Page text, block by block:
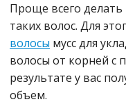
Проще всего делать
таких волос. Для
волосы мусс для
волосы от корней
результате у вас
объем.